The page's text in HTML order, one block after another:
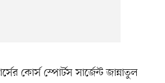
কোর্স স্পোর্টস সার্জেন্ট জান্নাতুল